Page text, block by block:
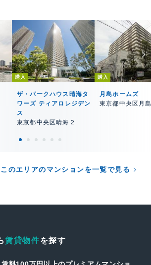
購入
ザ・パークハウス晴海タ
ワーズ ティアロレジデン
ス
東京都中央区晴海２
購入
月島ホームズ
東京都中央区月
このエリアのマンションを一覧で見る
賃貸物件を探す